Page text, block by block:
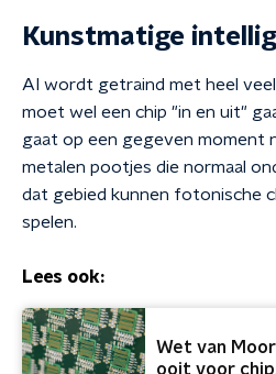
Kunstmatige
AI wordt getraind met heel
moet wel een chip "in en uit"
gaat op een gegeven moment
metalen pootjes die normaal
dat gebied kunnen fotonische
spelen.
Lees ook:
Wet van
ooit voor